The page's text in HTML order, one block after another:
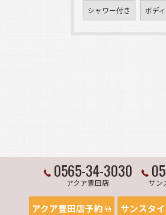
シャワー付き ボデ
0565-34-3030
アクア豊田店 サン
アクア豊田店予約 サンスタ